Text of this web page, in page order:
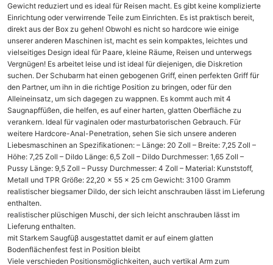
Gewicht reduziert und es ideal für Reisen macht. Es gibt keine komplizierte
Einrichtung oder verwirrende Teile zum Einrichten. Es ist praktisch bereit,
direkt aus der Box zu gehen! Obwohl es nicht so hardcore wie einige
unserer anderen Maschinen ist, macht es sein kompaktes, leichtes und
vielseitiges Design ideal für Paare, kleine Räume, Reisen und unterwegs
Vergnügen! Es arbeitet leise und ist ideal für diejenigen, die Diskretion
suchen. Der Schubarm hat einen gebogenen Griff, einen perfekten Griff für
den Partner, um ihn in die richtige Position zu bringen, oder für den
Alleineinsatz, um sich dagegen zu wappnen. Es kommt auch mit 4
Saugnapffüßen, die helfen, es auf einer harten, glatten Oberfläche zu
verankern. Ideal für vaginalen oder masturbatorischen Gebrauch. Für
weitere Hardcore-Anal-Penetration, sehen Sie sich unsere anderen
Liebesmaschinen an Spezifikationen: – Länge: 20 Zoll – Breite: 7,25 Zoll –
Höhe: 7,25 Zoll – Dildo Länge: 6,5 Zoll – Dildo Durchmesser: 1,65 Zoll –
Pussy Länge: 9,5 Zoll – Pussy Durchmesser: 4 Zoll – Material: Kunststoff,
Metall und TPR Größe: 22,20 x 55 x 25 cm Gewicht: 3100 Gramm
realistischer biegsamer Dildo, der sich leicht anschrauben lässt im Lieferung
enthalten.
realistischer plüschigen Muschi, der sich leicht anschrauben lässt im
Lieferung enthalten.
mit Starkem Saugfüβ ausgestattet damit er auf einem glatten
Bodenflächenfest fest in Position bleibt
Viele verschieden Positionsmöglichkeiten, auch vertikal Arm zum